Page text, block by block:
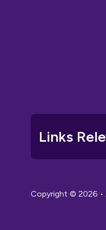
Links
Copyright © 2026 •